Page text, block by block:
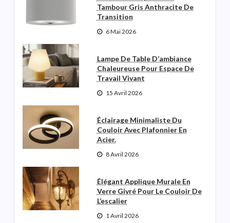
Tambour Gris Anthracite De
Transition
6 Mai 2026
Lampe De Table D’ambiance
Chaleureuse Pour Espace De
Travail Vivant
15 Avril 2026
Éclairage Minimaliste Du
Couloir Avec Plafonnier En
Acier.
8 Avril 2026
Élégant Applique Murale En
Verre Givré Pour Le Couloir De
L’escalier
1 Avril 2026